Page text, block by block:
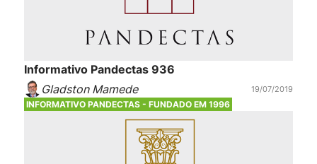
Informativo Pandectas 936
Gladston Mamede
19/07/2019
INFORMATIVO PANDECTAS - FUNDADO EM 1996